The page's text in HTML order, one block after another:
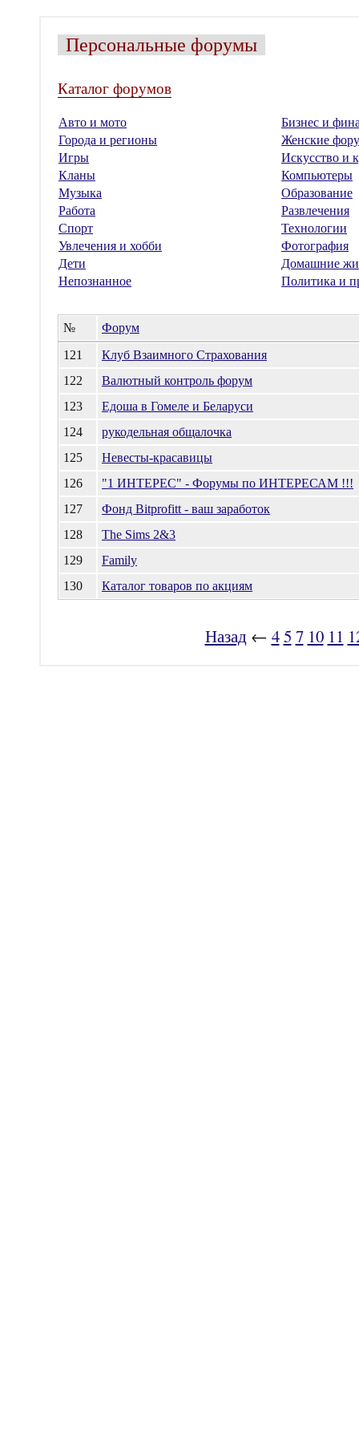
Персональные форумы
Каталог форумов
Авто и мото
Бизнес и
Города и регионы
Женские
Игры
Искусство и
Кланы
Компьютеры
Музыка
Образование
Работа
Развлечения
Спорт
Технологии
Увлечения и хобби
Фотография
Дети
Домашние
Непознанное
Политика и
№
Форум
121
Клуб Взаимного Страхования
122
Валютный контроль форум
123
Едоша в Гомеле и Беларуси
124
рукодельная общалочка
125
Невесты-красавицы
126
"1 ИНТЕРЕС" - Форумы по ИНТЕРЕСАМ !!!
127
Фонд Bitprofitt - ваш заработок
128
The Sims 2&3
129
Family
130
Каталог товаров по акциям
Назад← 45 7 10 11